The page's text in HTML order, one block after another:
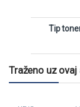
Tip
Traženo uz